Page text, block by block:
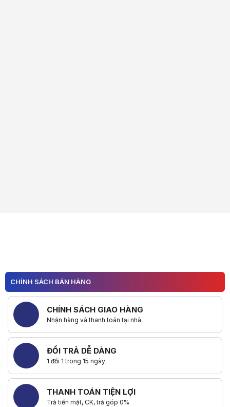
CHÍNH SÁCH BÁN HÀNG
CHÍNH SÁCH GIAO HÀNG
Nhận hàng và thanh toán tại nhà
ĐỔI TRẢ DỄ DÀNG
1 đổi 1 trong 15 ngày
THANH TOÁN TIỆN LỢI
Trả tiền mặt, CK, trả góp 0%